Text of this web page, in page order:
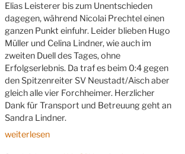
Elias Leisterer bis zum Unentschieden
dagegen, während Nicolai Prechtel einen
ganzen Punkt einfuhr. Leider blieben Hugo
Müller und Celina Lindner, wie auch im
zweiten Duell des Tages, ohne
Erfolgserlebnis. Da traf es beim 0:4 gegen
den Spitzenreiter SV Neustadt/Aisch aber
gleich alle vier Forchheimer. Herzlicher
Dank für Transport und Betreuung geht an
Sandra Lindner.
„Dritte
weiterlesen